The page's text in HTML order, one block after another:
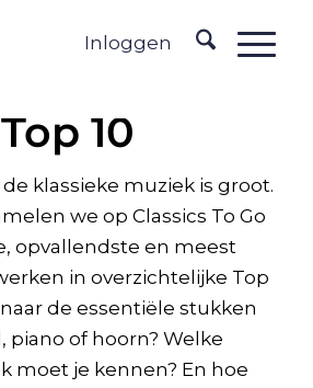
Inloggen
Top 10
klassieke muziek is groot.
we op Classics To Go
opvallendste en meest
in overzichtelijke Top
naar de essentiële stukken
piano of hoorn? Welke
moet je kennen? En hoe